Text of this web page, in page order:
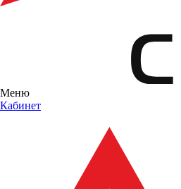
Меню
Кабинет